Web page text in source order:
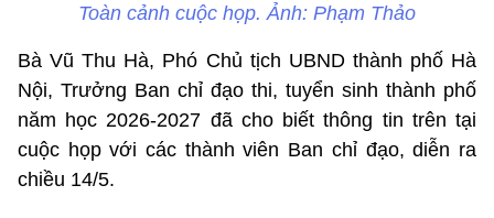
Toàn cảnh cuộc họp. Ảnh: Phạm Thảo
Bà Vũ Thu Hà, Phó Chủ tịch UBND thành phố Hà
Nội, Trưởng Ban chỉ đạo thi, tuyển sinh thành phố
năm học 2026-2027 đã cho biết thông tin trên tại
cuộc họp với các thành viên Ban chỉ đạo, diễn ra
chiều 14/5.